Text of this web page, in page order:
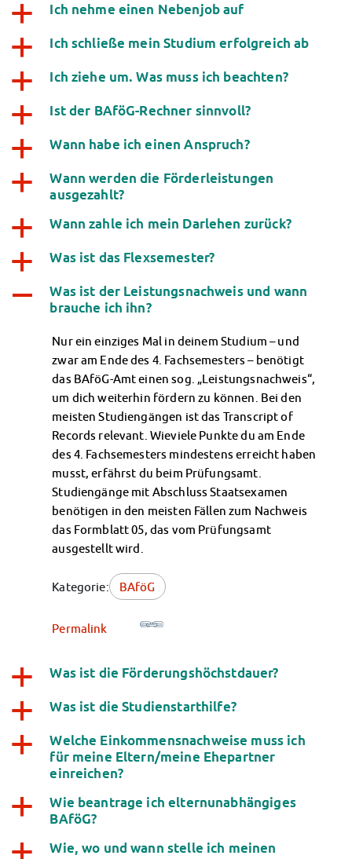
MIT einander – FÜR einander
Wohnheimtutoren
Schadensmeldung
Dokumente
AnsprechpartnerInnen
Soziales & Beratung
Sozialberatung
Rückerstattung Semesterbeitrag
PsychoSoziale Beratung
Kursangebote
Rechtsberatung
Chatberatung
FAQs Soziales & Beratung
AnsprechpartnerInnen
Kultur & Internationales
Beratung für Internationals
Wohnen für Internationals
IKUS und InterKultiTreff
Kulturförderung
KreativWorkshops
Magdeburger Studierendentage
AnsprechpartnerInnen
Kinderbetreuung
Kita CampusKids
Voranmeldung KiTa-Platz
Randzeitenbetreuung
Anmeldung
AnsprechpartnerInnen
Infopoints & Beratungscenter
Unsere Organisation
Verwaltungsrat
Personalrat
Lageplan
Dokumente
Stellenangebote
Impressum
a Ich nehme einen Nebenjob auf
a Ich schließe mein Studium erfolgreich ab
a Ich ziehe um. Was muss ich beachten?
a Ist der BAföG-Rechner sinnvoll?
a Wann habe ich einen Anspruch?
a
Wann werden die Förderleistungen
ausgezahlt?
a Wann zahle ich mein Darlehen zurück?
a Was ist das Flexsemester?
A
Was ist der Leistungsnachweis und wann
brauche ich ihn?
Nur ein einziges Mal in deinem Studium – und
zwar am Ende des 4. Fachsemesters – benötigt
das BAföG-Amt einen sog. „Leistungsnachweis“,
um dich weiterhin fördern zu können. Bei den
meisten Studiengängen ist das Transcript of
Records relevant. Wieviele Punkte du am Ende
des 4. Fachsemesters mindestens erreicht haben
musst, erfährst du beim Prüfungsamt.
Studiengänge mit Abschluss Staatsexamen
benötigen in den meisten Fällen zum Nachweis
das Formblatt 05, das vom Prüfungsamt
ausgestellt wird.
Kategorie: BAföG
Permalink
a Was ist die Förderungshöchstdauer?
a Was ist die Studienstarthilfe?
a
Welche Einkommensnachweise muss ich
für meine Eltern/meine Ehepartner
einreichen?
a
Wie beantrage ich elternunabhängiges
BAföG?
a
Wie, wo und wann stelle ich meinen